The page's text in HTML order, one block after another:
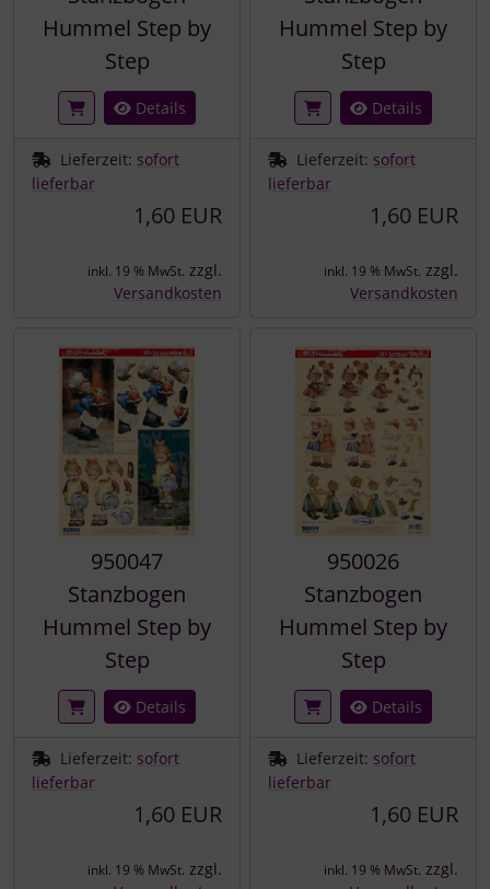
Hummel Step by
Step
Details
Lieferzeit: sofort
lieferbar
1,60 EUR
inkl. 19 % MwSt. zzgl.
Versandkosten
Hummel Step by
Step
Details
Lieferzeit: sofort
lieferbar
1,60 EUR
inkl. 19 % MwSt. zzgl.
Versandkosten
950047
Stanzbogen
Hummel Step by
Step
Details
Lieferzeit: sofort
lieferbar
1,60 EUR
inkl. 19 % MwSt. zzgl.
950026
Stanzbogen
Hummel Step by
Step
Details
Lieferzeit: sofort
lieferbar
1,60 EUR
inkl. 19 % MwSt. zzgl.